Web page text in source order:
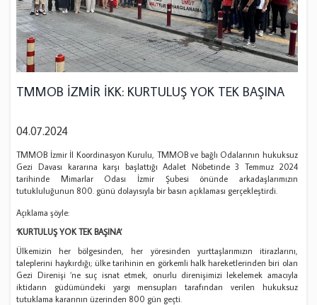
TMMOB İZMİR İKK: KURTULUŞ YOK TEK BAŞINA
04.07.2024
TMMOB İzmir İl Koordinasyon Kurulu, TMMOB ve bağlı Odalarının hukuksuz
Gezi Davası kararına karşı başlattığı Adalet Nöbetinde 3 Temmuz 2024
tarihinde Mimarlar Odası İzmir Şubesi önünde arkadaşlarımızın
tutukluluğunun 800. günü dolayısıyla bir basın açıklaması gerçekleştirdi.
Açıklama şöyle:
‘KURTULUŞ YOK TEK BAŞINA’
Ülkemizin her bölgesinden, her yöresinden yurttaşlarımızın itirazlarını,
taleplerini haykırdığı; ülke tarihinin en görkemli halk hareketlerinden biri olan
Gezi Direnişi ’ne suç isnat etmek, onurlu direnişimizi lekelemek amacıyla
iktidarın güdümündeki yargı mensupları tarafından verilen hukuksuz
tutuklama kararının üzerinden 800 gün geçti.